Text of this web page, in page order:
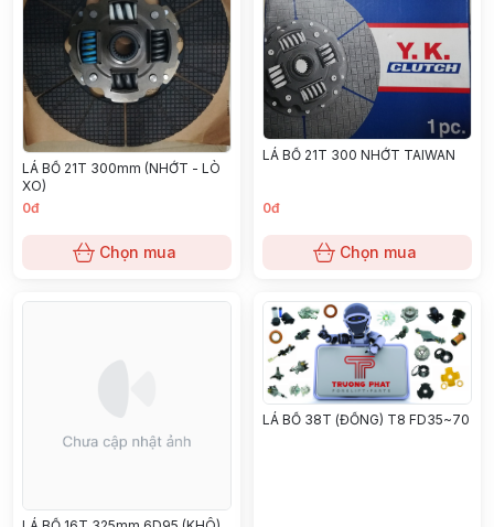
LÁ BỐ 21T 300mm (NHỚT - LÒ
XO)
0đ
Chọn mua
LÁ BỐ 21T 300 NHỚT TAIWAN
0đ
Chọn mua
LÁ BỐ 38T (ĐỒNG) T8 FD35~70